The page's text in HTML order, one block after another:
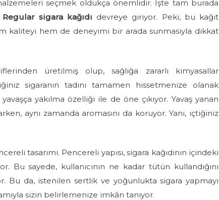
seçmek oldukça önemlidir. İşte tam burada
sigara kağıdı devreye giriyor. Peki, bu kağıt
kaliteyi hem de deneyimi bir arada sunmasıyla dikkat
üretilmiş olup, sağlığa zararlı kimyasallar
sigaranın tadını tamamen hissetmenize olanak
yakılma özelliği ile de öne çıkıyor. Yavaş yanan
aynı zamanda aromasını da koruyor. Yani, içtiğiniz
tasarımı. Pencereli yapısı, sigara kağıdının içindeki
Bu sayede, kullanıcının ne kadar tütün kullandığını
Bu da, istenilen sertlik ve yoğunlukta sigara yapmayı
sizin belirlemenize imkân tanıyor.